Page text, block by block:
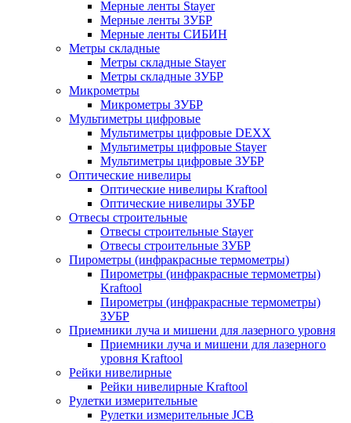
Мерные ленты Stayer
Мерные ленты ЗУБР
Мерные ленты СИБИН
Метры складные
Метры складные Stayer
Метры складные ЗУБР
Микрометры
Микрометры ЗУБР
Мультиметры цифровые
Мультиметры цифровые DEXX
Мультиметры цифровые Stayer
Мультиметры цифровые ЗУБР
Оптические нивелиры
Оптические нивелиры Kraftool
Оптические нивелиры ЗУБР
Отвесы строительные
Отвесы строительные Stayer
Отвесы строительные ЗУБР
Пирометры (инфракрасные термометры)
Пирометры (инфракрасные термометры)
Kraftool
Пирометры (инфракрасные термометры)
ЗУБР
Приемники луча и мишени для лазерного уровня
Приемники луча и мишени для лазерного
уровня Kraftool
Рейки нивелирные
Рейки нивелирные Kraftool
Рулетки измерительные
Рулетки измерительные JCB